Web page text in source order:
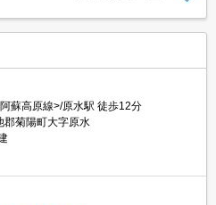
蘇高原線>/原水駅 徒歩12分
郡菊陽町大字原水